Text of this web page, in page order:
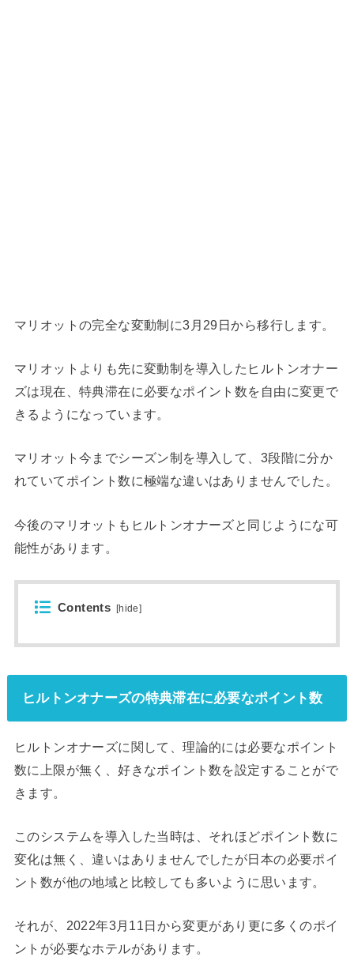
マリオットの完全な変動制に3月29日から移行します。
マリオットよりも先に変動制を導入したヒルトンオナー
ズは現在、特典滞在に必要なポイント数を自由に変更で
きるようになっています。
マリオット今までシーズン制を導入して、3段階に分か
れていてポイント数に極端な違いはありませんでした。
今後のマリオットもヒルトンオナーズと同じようにな可
能性があります。
Contents [hide]
ヒルトンオナーズの特典滞在に必要なポイント数
ヒルトンオナーズに関して、理論的には必要なポイント
数に上限が無く、好きなポイント数を設定することがで
きます。
このシステムを導入した当時は、それほどポイント数に
変化は無く、違いはありませんでしたが日本の必要ポイ
ント数が他の地域と比較しても多いように思います。
それが、2022年3月11日から変更があり更に多くのポイ
ントが必要なホテルがあります。